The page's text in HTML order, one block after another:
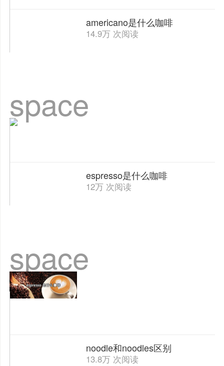
space
americano是什么咖啡
14.9万 次阅读
space
espresso是什么咖啡
12万 次阅读
noodle和noodles区别
13.8万 次阅读